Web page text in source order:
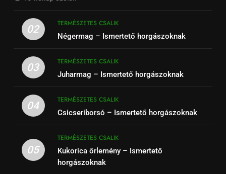
02
TERMÉSZETES CSALIK
Négermag – Ismertető horgászoknak
03
TERMÉSZETES CSALIK
Juharmag – Ismertető horgászoknak
04
TERMÉSZETES CSALIK
Csicseriborsó – Ismertető horgászoknak
05
TERMÉSZETES CSALIK
Kukorica őrlemény – Ismertető
horgászoknak